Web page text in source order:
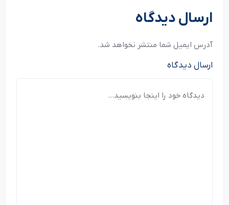
ارسال دیدگاه
آدرس ایمیل شما منتشر نخواهد شد.
ارسال دیدگاه